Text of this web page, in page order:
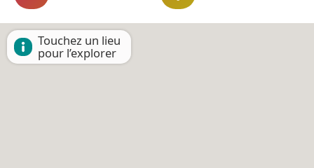
Touchez un lieu
pour l’explorer